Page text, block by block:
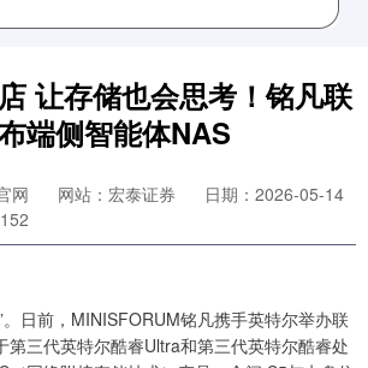
让存储也会思考！铭凡联
端侧智能体NAS
网 网站：宏泰证券
日期：2026-05-14
。日前，MINISFORUM铭凡携手英特尔举办联
第三代英特尔酷睿Ultra和第三代英特尔酷睿处